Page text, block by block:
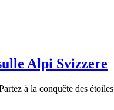
Alpi Svizzere
à la conquête des étoiles